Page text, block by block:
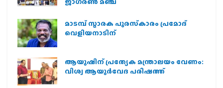
മാടമ്പ് സ്മാരക പുരസ്‌കാരം പ്രമോദ്
വെളിയനാടിന്
ആയുഷിന് പ്രത്യേക മന്ത്രാലയം വേണം:
വിശ്വ ആയുര്‍വേദ പരിഷത്ത്